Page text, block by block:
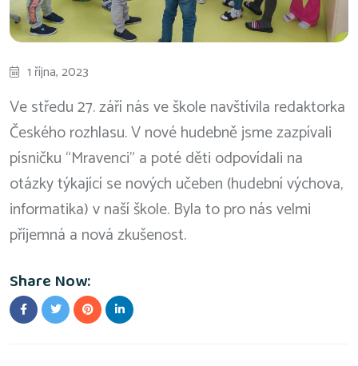
1 října, 2023
Ve středu 27. září nás ve škole navštívila redaktorka
Českého rozhlasu. V nové hudebně jsme zazpívali
písničku “Mravenci” a poté děti odpovídali na
otázky týkající se nových učeben (hudební výchova,
informatika) v naší škole. Byla to pro nás velmi
příjemná a nová zkušenost.
Share Now: